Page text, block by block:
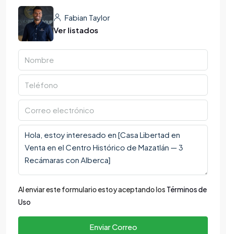
Fabian Taylor
Ver listados
Al enviar este formulario estoy aceptando los Términos de
Uso
Enviar Correo